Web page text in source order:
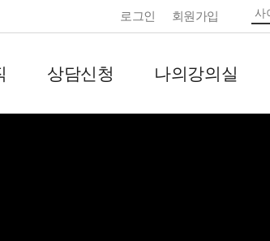
로그인 회원가입
상담신청 나의강의실